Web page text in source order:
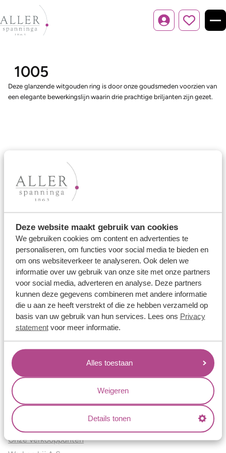
Deze website maakt gebruik van cookies
We gebruiken cookies om content en advertenties te
personaliseren, om functies voor social media te bieden en
om ons websiteverkeer te analyseren. Ook delen we
informatie over uw gebruik van onze site met onze partners
voor social media, adverteren en analyse. Deze partners
kunnen deze gegevens combineren met andere informatie
die u aan ze heeft verstrekt of die ze hebben verzameld op
basis van uw gebruik van hun services. Lees ons Privacy
statementvoor meer informatie.
Alles toestaan
Weigeren
Details tonen
Inloggen
1005
Deze glanzende witgouden ring is door onze goudsmeden voorzien van
een elegante bewerkingslijn waarin drie prachtige briljanten zijn gezet.
Ons aanbod
Trouwringen
Memoireringen
Verlovingsringen
Vriendschapsringen
Over ons
Aller Spanninga
Historie
Certificaten
Blogs
Jouw voordelen
Conflictvrije Materialen
Oneindig veel mogelijkheden
Kwaliteit
Juweliers & Contact
Onze verkooppunten